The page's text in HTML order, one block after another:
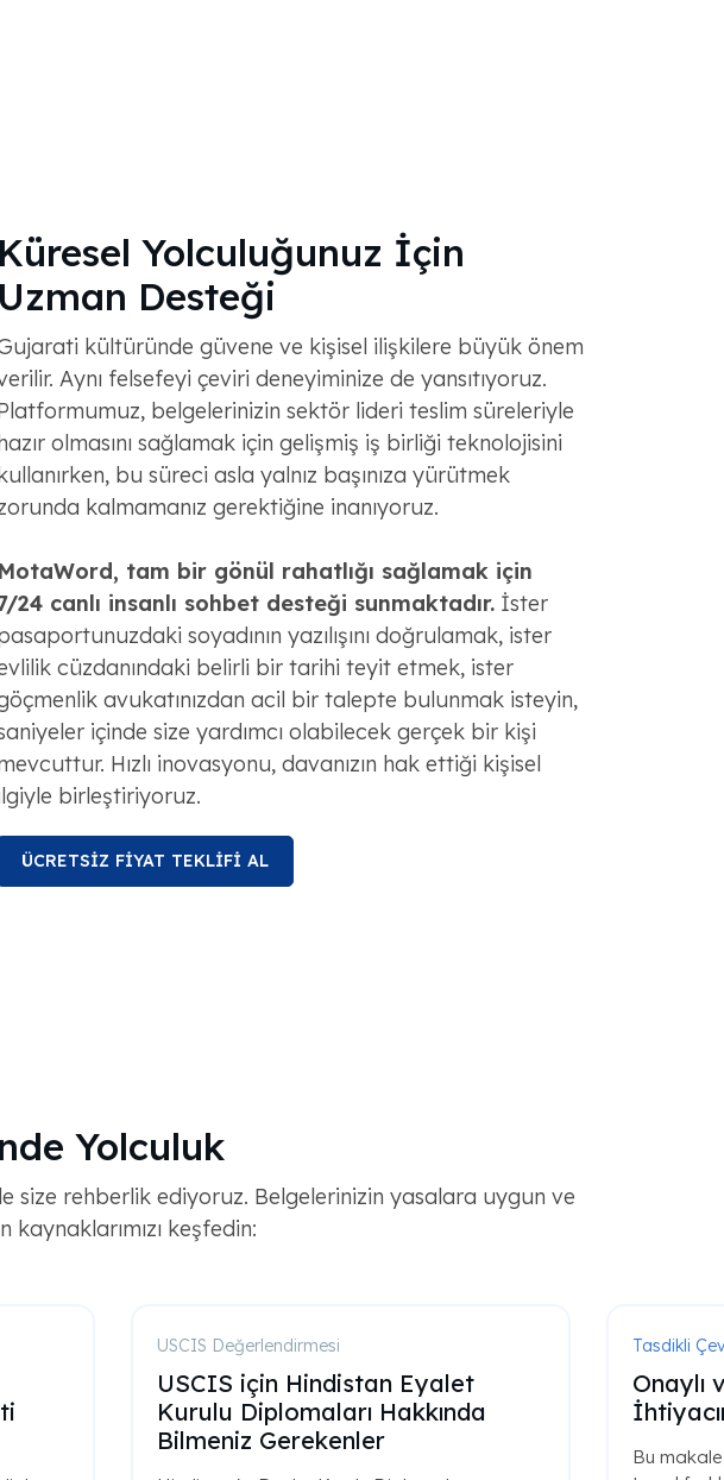
Küresel Yolculuğunuz İçin
Uzman Desteği
kültüründe güvene ve kişisel ilişkilere büyük önem
Aynı felsefeyi çeviri deneyiminize de yansıtıyoruz.
belgelerinizin sektör lideri teslim süreleriyle
olmasını sağlamak için gelişmiş iş birliği teknolojisini
bu süreci asla yalnız başınıza yürütmek
kalmamanız gerektiğine inanıyoruz.
MotaWord, tam bir gönül rahatlığı sağlamak için
24 canlı insanlı sohbet desteği sunmaktadır.İster
soyadının yazılışını doğrulamak, ister
cüzdanındaki belirli bir tarihi teyit etmek, ister
avukatınızdan acil bir talepte bulunmak isteyin,
içinde size yardımcı olabilecek gerçek bir kişi
Hızlı inovasyonu, davanızın hak ettiği kişisel
birleştiriyoruz.
ÜCRETSİZ FİYAT TEKLİFİ AL
Yolculuk
size rehberlik ediyoruz. Belgelerinizin yasalara uygun ve
keşfedin:
USCIS Değerlendirmesi
USCIS için Hindistan Eyalet
Kurulu Diplomaları Hakkında
Bilmeniz Gerekenler
Tasdikli
Onaylı
Bu